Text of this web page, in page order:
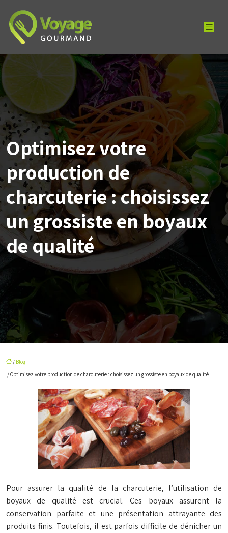
Optimisez votre
production de
charcuterie : choisissez
un grossiste en boyaux
de qualité
/ Blog
/ Optimisez votre production de charcuterie : choisissez un grossiste en boyaux de qualité
Pour assurer la qualité de la charcuterie, l’utilisation de
boyaux de qualité est crucial. Ces boyaux assurent la
conservation parfaite et une présentation attrayante des
produits finis. Toutefois, il est parfois difficile de dénicher un